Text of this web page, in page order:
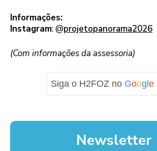
Informações:
Instagram: @projetopanorama2026
(Com informações da assessoria)
Siga o H2FOZ no Goog e
Newsletter